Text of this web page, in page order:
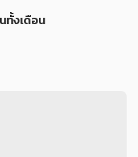
ทั้งเดือน